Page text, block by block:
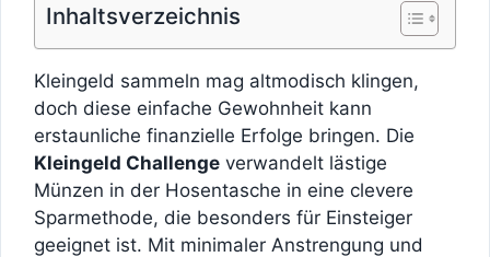
Inhaltsverzeichnis
Kleingeld sammeln mag altmodisch klingen,
doch diese einfache Gewohnheit kann
erstaunliche finanzielle Erfolge bringen. Die
Kleingeld Challenge verwandelt lästige
Münzen in der Hosentasche in eine clevere
Sparmethode, die besonders für Einsteiger
geeignet ist. Mit minimaler Anstrengung und